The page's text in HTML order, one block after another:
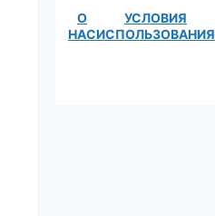
О
НАС
УСЛОВИЯ
ИСПОЛЬЗОВАНИЯ